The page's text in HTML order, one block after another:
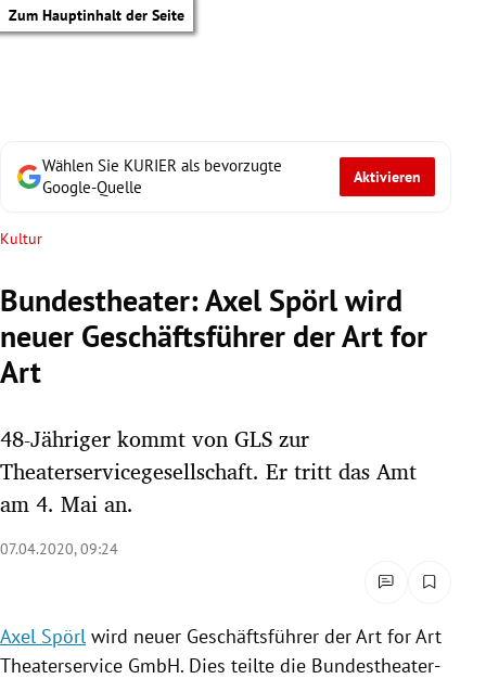
Zum Hauptinhalt der Seite
Untermenü
Untermenü
Untermenü
Untermenü
Wählen Sie KURIER als bevorzugte
Google-Quelle
Aktivieren
Kultur
Bundestheater: Axel Spörl wird
neuer Geschäftsführer der Art for
Art
48-Jähriger kommt von GLS zur
Theaterservicegesellschaft. Er tritt das Amt
am 4. Mai an.
07.04.2020, 09:24
Axel Spörl wird neuer Geschäftsführer der Art for Art
Theaterservice GmbH. Dies teilte die Bundestheater-